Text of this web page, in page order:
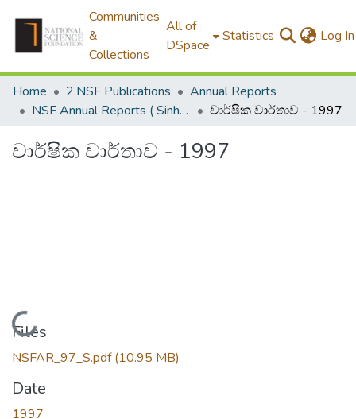
Communities
&
Collections
All of
DSpace
Statistics Log In
Home 2.NSF Publications
Annual Reports
NSF Annual Reports ( Sinhala )
වාර්ෂික වාර්තාව - 1997
වාර්ෂික වාර්තාව - 1997
Loading...
Files
NSFAR_97_S.pdf(10.95 MB)
Date
1997